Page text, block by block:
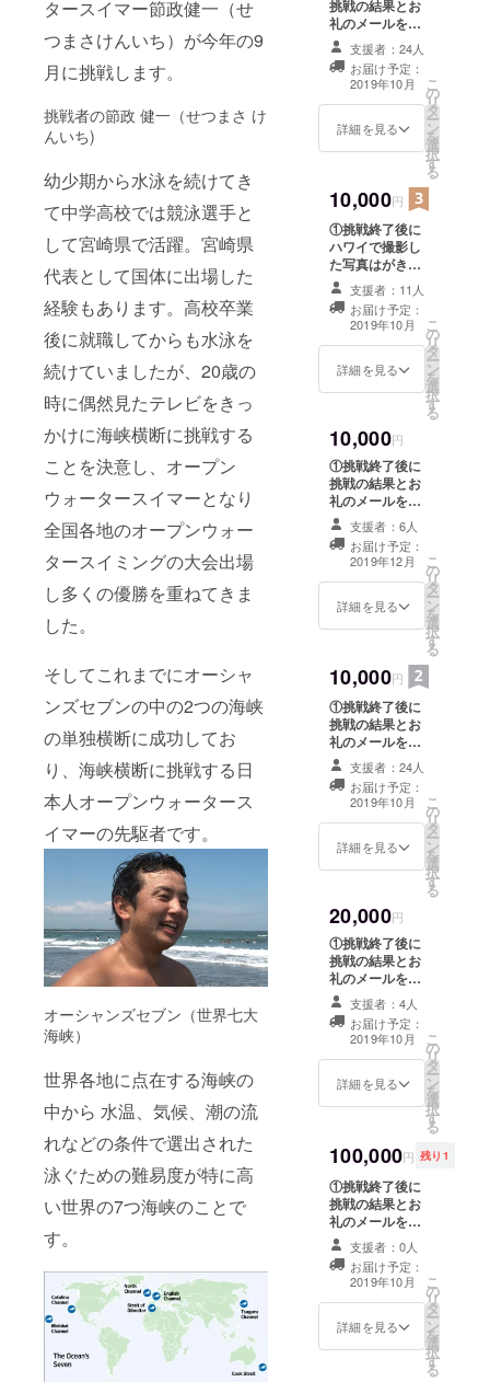
タースイマー節政健一（せ
つまさけんいち）が今年の9
月に挑戦します。
挑戦者の節政 健一（せつまさ け
んいち)
幼少期から水泳を続けてき
て中学高校では競泳選手と
して宮崎県で活躍。宮崎県
代表として国体に出場した
経験もあります。高校卒業
後に就職してからも水泳を
続けていましたが、20歳の
時に偶然見たテレビをきっ
かけに海峡横断に挑戦する
ことを決意し、オープン
ウォータースイマーとなり
全国各地のオープンウォー
タースイミングの大会出場
し多くの優勝を重ねてきま
した。
そしてこれまでにオーシャ
ンズセブンの中の2つの海峡
の単独横断に成功してお
り、海峡横断に挑戦する日
本人オープンウォータース
イマーの先駆者です。
オーシャンズセブン（世界七大
海峡）
世界各地に点在する海峡の
中から 水温、気候、潮の流
れなどの条件で選出された
泳ぐための難易度が特に高
い世界の7つ海峡のことで
す。
績】
２０１０
年、２０１
１年
・ＲＷＳ
ジャパンシ
リーズ年間
ポイントラ
ンキング
２年連
続 総合1位
２０１２年
・津軽海峡
単独横断泳
成功 ７時
間３０分
（日本人7人
初、世界最
速記録)
２０１４年
・湘南ＯＷ
Ｓ １０ｋ
ｍ 総合３
(国内最大の
本人初の総
合入賞）
２０１５
年
・ＯＷＳ
ジャパン
オープン館
(宮崎県民
２０１６年
・ドーバー
海峡単独横
断成功 １
２時間４２
分
（日本人１
７人目 九州
会ＯＷＳ競
技出場 宮崎
県代表
・毎日放送
「情熱大
陸」出演
挑戦の結果とお
礼のメールを差
し上げます。 ②
オリジナルフ
ラッグに支援者
の名前、企業名
を掲載します。※
支援時に備考欄
ネーム、企業
名、団体名な
ど）を明記くだ
さい。また、支
援者名の掲載を
希望されない方
はその旨ご明記
お願い致しま
支援者：24人
お届け予定：
2019年10月
詳細を見る
こ
の
リ
タ
ー
ン
を
選
択
す
る
10,000円
①挑戦終了後に
ハワイで撮影し
た写真はがきで
挑戦の結果とお
礼の手紙を差し
上げます。 ②オ
リジナルフラッ
グに支援者の名
前、企業名を掲
載します。※支援
望の掲載名（名
前、ニックネー
ム、企業名、団
体名など）を明
記ください。ま
た、支援者名の
掲載を希望され
ない方はその旨
ご明記お願い致
します。
支援者：11人
お届け予定：
2019年10月
詳細を見る
こ
の
リ
タ
ー
ン
を
選
択
す
る
10,000円
①挑戦終了後に
挑戦の結果とお
礼のメールを差
し上げます。 ②
オリジナルフ
ラッグに支援者
の名前、企業名
を掲載します。※
支援時に備考欄
ネーム、企業
名、団体名な
ど）を明記くだ
さい。また、支
援者名の掲載を
希望されない方
はその旨ご明記
お願い致します
③帰国後に宮崎
会へご招待しま
す。開催は12月
更がある場合は
レポートにて報
告いたします。
日程などの詳細
は帰国後にお礼
のメールと合わ
せてご連絡させ
ていただきま
す。 ※交通費な
どは支援者の自
己負担でお願い
します。
支援者：6人
お届け予定：
2019年12月
詳細を見る
こ
の
リ
タ
ー
ン
を
選
択
す
る
10,000円
①挑戦終了後に
挑戦の結果とお
礼のメールを差
し上げます。 ②
オリジナルフ
ラッグに支援者
の名前、企業名
を掲載します。※
支援時に備考欄
ネーム、企業
名、団体名な
ど）を明記くだ
さい。また、支
援者名の掲載を
希望されない方
はその旨ご明記
お願い致しま
す。 ③オリジナ
ルグッズをお送
りします。※商品
はオリジナルタ
おりデザインは
現在検討中。完
成したらレポー
トで報告させて
いただきます。
支援者：24人
お届け予定：
2019年10月
詳細を見る
こ
の
リ
タ
ー
ン
を
選
択
す
る
20,000円
①挑戦終了後に
挑戦の結果とお
礼のメールを差
し上げます。 ②
オリジナルフ
ラッグに支援者
の名前、企業名
を掲載します。※
支援時に備考欄
ネーム、企業
名、団体名な
ど）を明記くだ
さい。また、支
援者名の掲載を
希望されない方
はその旨ご明記
お願い致します
③節政が宮崎県
海で水泳のレッ
スンを行いま
支援者：4人
お届け予定：
2019年10月
詳細を見る
こ
の
リ
タ
ー
ン
を
選
択
す
る
100,000円 残り1
①挑戦終了後に
挑戦の結果とお
礼のメールを差
し上げます。 ②
オリジナルフ
ラッグに支援者
の名前、企業名
を掲載します。※
支援時に備考欄
支援者：0人
お届け予定：
2019年10月
詳細を見る
こ
の
リ
タ
ー
ン
を
選
択
す
る